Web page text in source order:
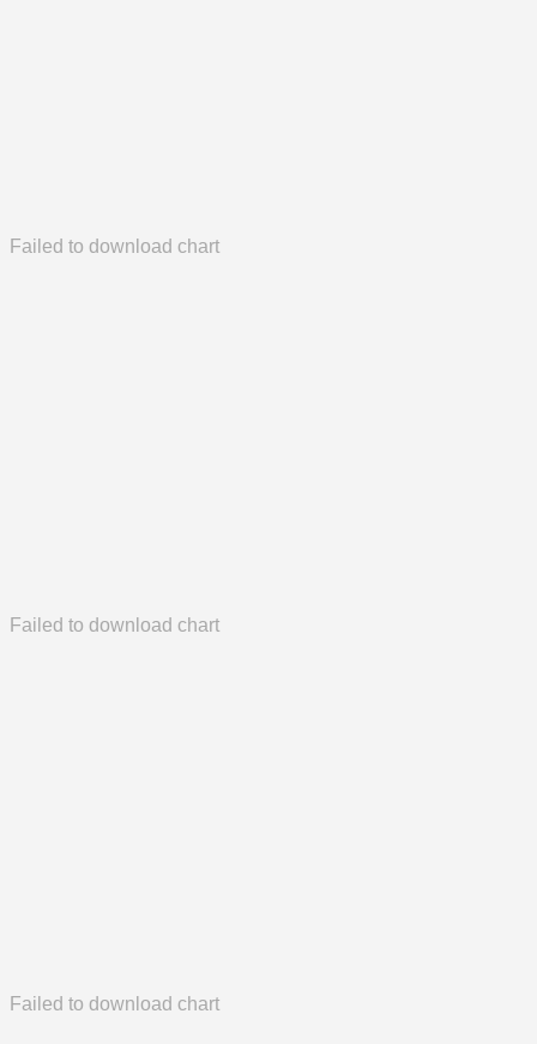
Failed to download chart
Failed to download chart
Failed to download chart